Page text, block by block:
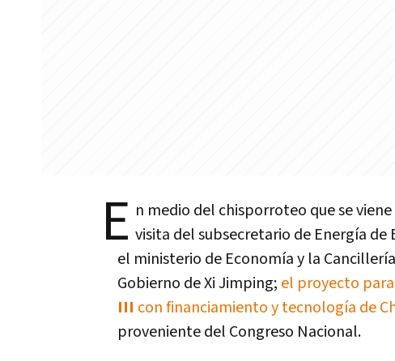
E n medio del chisporroteo que se
visita del subsecretario de Energía de
el ministerio de Economía y la
Gobierno de Xi Jimping; el proyecto
III con financiamiento y tecnología de
proveniente del Congreso Nacional.